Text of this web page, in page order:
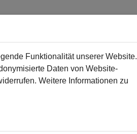
Funktionalität unserer Website.
Daten von Website-
Weitere Informationen zu